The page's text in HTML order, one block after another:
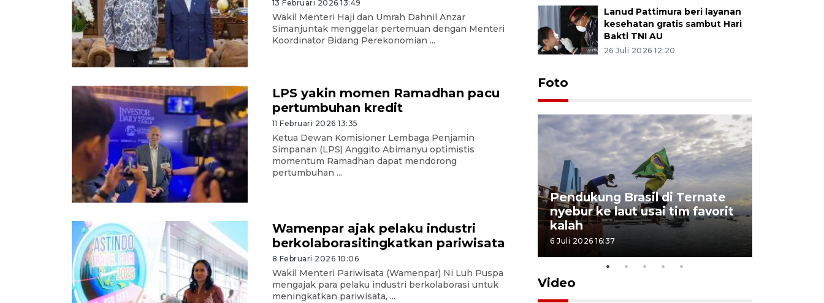
13 Februari 2026 13:49
Wakil Menteri Haji dan Umrah Dahnil Anzar
Simanjuntak menggelar pertemuan dengan Menteri
Koordinator Bidang Perekonomian ...
LPS yakin momen Ramadhan pacu
pertumbuhan kredit
11 Februari 2026 13:35
Ketua Dewan Komisioner Lembaga Penjamin
Simpanan (LPS) Anggito Abimanyu optimistis
momentum Ramadhan dapat mendorong
pertumbuhan ...
Wamenpar ajak pelaku industri
berkolaborasitingkatkan pariwisata
8 Februari 2026 10:06
Wakil Menteri Pariwisata (Wamenpar) Ni Luh Puspa
mengajak para pelaku industri berkolaborasi untuk
meningkatkan pariwisata, ...
Lanud Pattimura beri layanan
kesehatan gratis sambut Hari
Bakti TNI AU
26 Juli 2026 12:20
Foto
Pasar Higienis
5 Mei 2026 05:32
Pendukung Brasil di Ternate
nyebur ke laut usai tim favorit
kalah
6 Juli 2026 16:37
Video